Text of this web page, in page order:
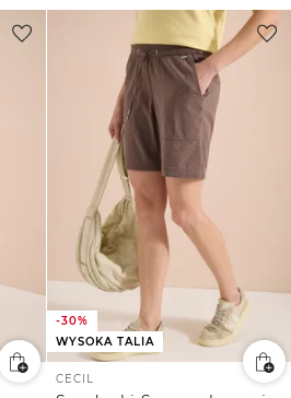
-30%
WYSOKA TALIA
CECIL